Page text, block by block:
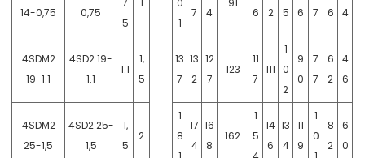
14-0,75
0,75
7
5
1
0
1
7
4
91
6
2
5
6
7
6
4
4SDM2
19-1.1
4SD2 19-
1.1
1.1
1,
5
13
7
13
2
12
7
123
11
7
111
1
0
2
9
0
7
7
6
2
4
6
4SDM2
25-1,5
4SD2 25-
1,5
1,
5
2
1
8
17
4
16
8
162
1
5
14
6
13
4
11
9
1
0
8
2
6
0